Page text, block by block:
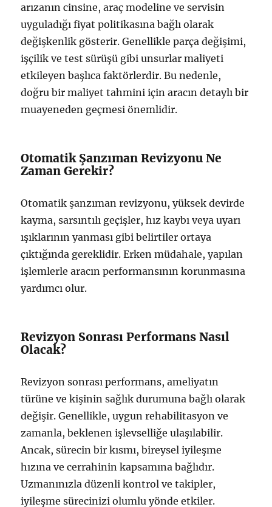
arızanın cinsine, araç modeline ve servisin
uyguladığı fiyat politikasına bağlı olarak
değişkenlik gösterir. Genellikle parça değişimi,
işçilik ve test sürüşü gibi unsurlar maliyeti
etkileyen başlıca faktörlerdir. Bu nedenle,
doğru bir maliyet tahmini için aracın detaylı bir
muayeneden geçmesi önemlidir.
Otomatik Şanzıman Revizyonu Ne
Zaman Gerekir?
Otomatik şanzıman revizyonu, yüksek devirde
kayma, sarsıntılı geçişler, hız kaybı veya uyarı
ışıklarının yanması gibi belirtiler ortaya
çıktığında gereklidir. Erken müdahale, yapılan
işlemlerle aracın performansının korunmasına
yardımcı olur.
Revizyon Sonrası Performans Nasıl
Olacak?
Revizyon sonrası performans, ameliyatın
türüne ve kişinin sağlık durumuna bağlı olarak
değişir. Genellikle, uygun rehabilitasyon ve
zamanla, beklenen işlevselliğe ulaşılabilir.
Ancak, sürecin bir kısmı, bireysel iyileşme
hızına ve cerrahinin kapsamına bağlıdır.
Uzmanınızla düzenli kontrol ve takipler,
iyileşme sürecinizi olumlu yönde etkiler.